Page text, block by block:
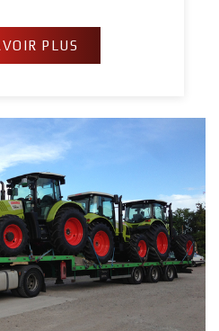
PLUS